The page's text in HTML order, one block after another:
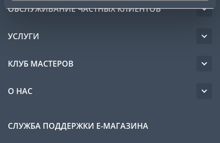
ОБСЛУЖИВАНИЕ ЧАСТНЫХ КЛИЕНТОВ
УСЛУГИ
КЛУБ МАСТЕРОВ
О НАС
СЛУЖБА ПОДДЕРЖКИ Е-МАГАЗИНА